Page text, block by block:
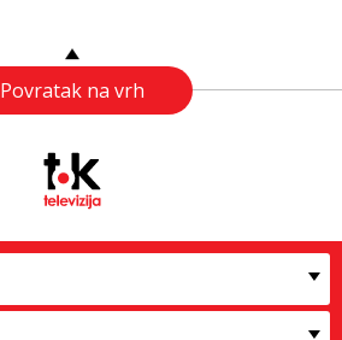
Povratak na vrh